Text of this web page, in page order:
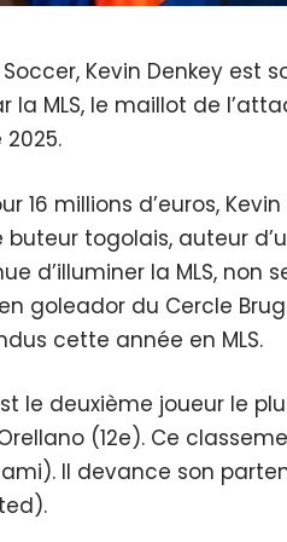
Kevin Denkey est
la MLS, le maillot de
16 millions d’euros,
buteur togolais, auteur
d’illuminer la MLS, non
goleador du Cercle
cette année en MLS.
le deuxième joueur le
(12e). Ce
Il devance son